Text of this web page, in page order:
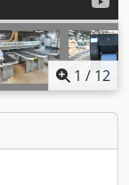
1 / 12